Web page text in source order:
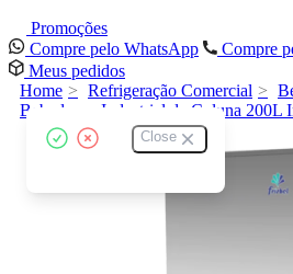
Promoções
Compre pelo WhatsApp
Compre
Meus pedidos
Close
Home Refrigeração Comercial
Bebedouro Industrial de Coluna